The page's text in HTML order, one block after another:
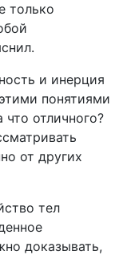
только
и инерция
понятиями
что отличного?
от других
тел
доказывать,